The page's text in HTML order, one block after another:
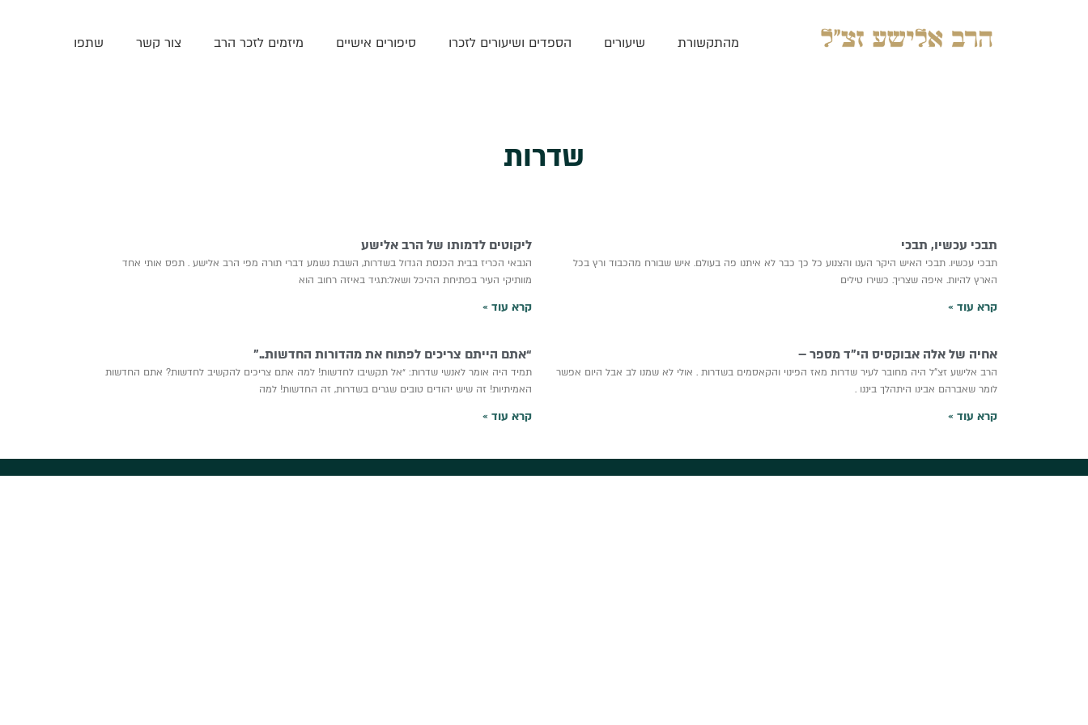
מהתקשורת שיעורים הספדים ושיעורים לזכרו סיפורים אישיים מיזמים לזכר הרב צור קשר שתפו
שדרות
תבכי עכשיו, תבכי
תבכי עכשיו. תבכי האיש היקר הענו והצנוע כל כך כבר לא איתנו פה בעולם. איש שבורח מהכבוד ורץ בכל
הארץ להיות. איפה שצריך. כשירו טילים
קרא עוד »
ליקוטים לדמותו של הרב אלישע
הגבאי הכריז בבית הכנסת הגדול בשדרות, השבת נשמע דברי תורה מפי הרב אלישע . תפס אותי אחד
מוותיקי העיר בפתיחת ההיכל ושאל:תגיד באיזה רחוב הוא
קרא עוד »
אחיה של אלה אבוקסיס הי”ד מספר –
הרב אלישע זצ”ל היה מחובר לעיר שדרות מאז הפינוי והקאסמים בשדרות . אולי לא שמנו לב אבל היום אפשר
לומר שאברהם אבינו היתהלך ביננו .
קרא עוד »
“אתם הייתם צריכים לפתוח את מהדורות החדשות..”
תמיד היה אומר לאנשי שדרות: “אל תקשיבו לחדשות! למה אתם צריכים להקשיב לחדשות? אתם החדשות
האמיתיות! זה שיש יהודים טובים שגרים בשדרות, זה החדשות! למה
קרא עוד »